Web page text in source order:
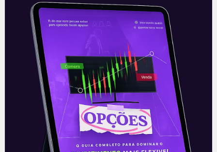
Leia mais
21/12/2021
E EU COM ISSO